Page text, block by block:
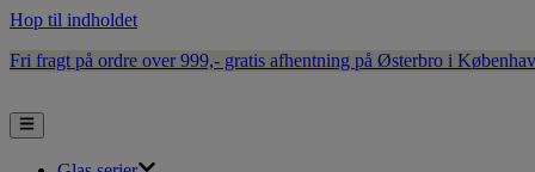
Hop til indholdet
Fri fragt på ordre over 999,- gratis afhentning på Østerbro i